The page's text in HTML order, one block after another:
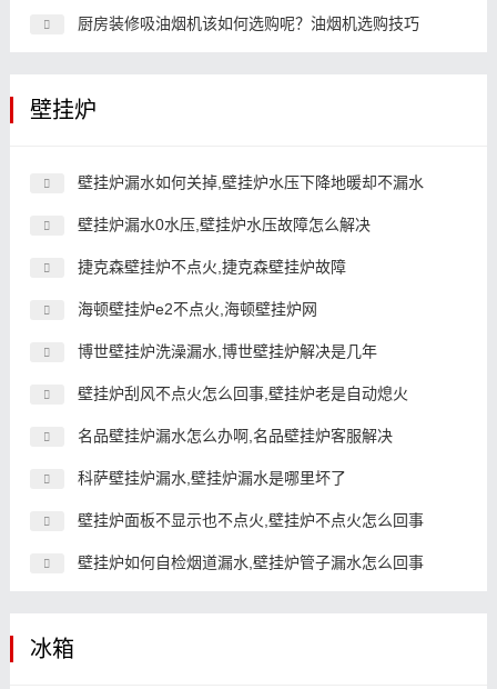
厨房装修吸油烟机该如何选购呢？油烟机选购技巧
壁挂炉
壁挂炉漏水如何关掉,壁挂炉水压下降地暖却不漏水
壁挂炉漏水0水压,壁挂炉水压故障怎么解决
捷克森壁挂炉不点火,捷克森壁挂炉故障
海顿壁挂炉e2不点火,海顿壁挂炉网
博世壁挂炉洗澡漏水,博世壁挂炉解决是几年
壁挂炉刮风不点火怎么回事,壁挂炉老是自动熄火
名品壁挂炉漏水怎么办啊,名品壁挂炉客服解决
科萨壁挂炉漏水,壁挂炉漏水是哪里坏了
壁挂炉面板不显示也不点火,壁挂炉不点火怎么回事
壁挂炉如何自检烟道漏水,壁挂炉管子漏水怎么回事
冰箱